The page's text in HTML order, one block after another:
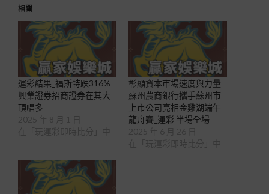
相關
運彩結果_福斯特跌316%
興業證券招商證券在其大
頂唱多
彰顯資本市場速度與力量
蘇州農商銀行攜手蘇州市
上市公司亮相金雞湖端午
龍舟賽_運彩 半場全場